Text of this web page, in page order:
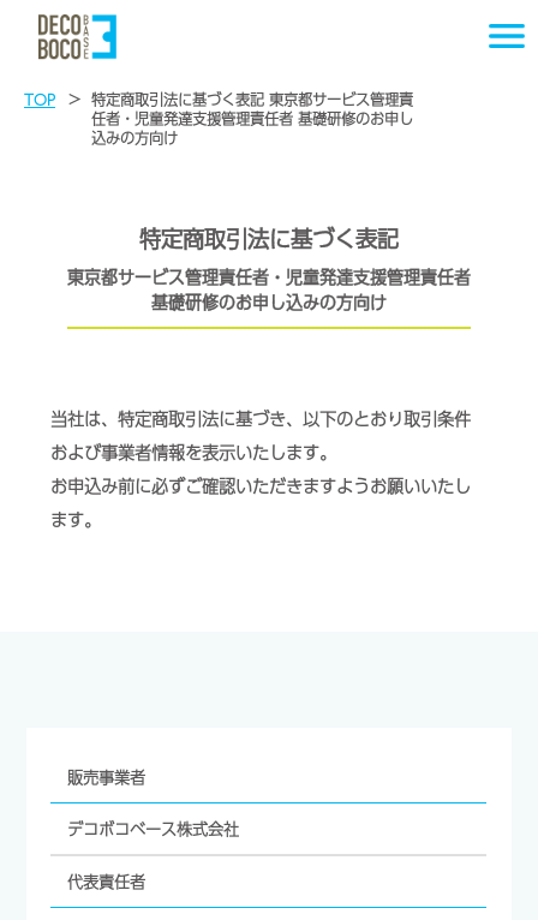
TOP
特定商取引法に基づく表記 東京都サービス管理責
任者・児童発達支援管理責任者 基礎研修のお申し
込みの方向け
特定商取引法に基づく表記
東京都サービス管理責任者・児童発達支援管理責任者
基礎研修のお申し込みの方向け
当社は、特定商取引法に基づき、以下のとおり取引条件
および事業者情報を表示いたします。
お申込み前に必ずご確認いただきますようお願いいたし
ます。
販売事業者
デコボコベース株式会社
代表責任者